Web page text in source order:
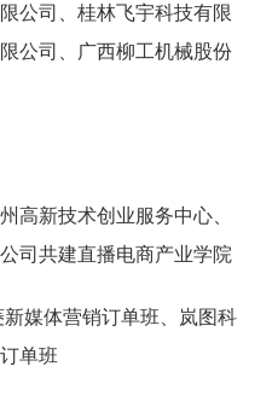
公司、桂林飞宇科技有限
公司、广西柳工机械股份
高新技术创业服务中心、
司共建直播电商产业学院
新媒体营销订单班、岚图科
单班